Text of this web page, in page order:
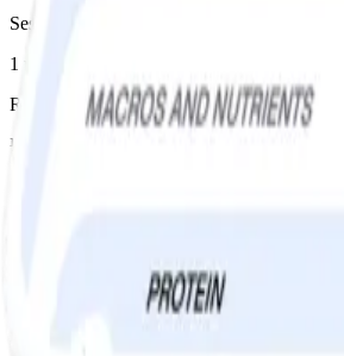
Sesamfrön
1 msk
Rapsolja
½ msk
Svarta bönor, konserv
1 burk(ar), avrunnen/avrunnet